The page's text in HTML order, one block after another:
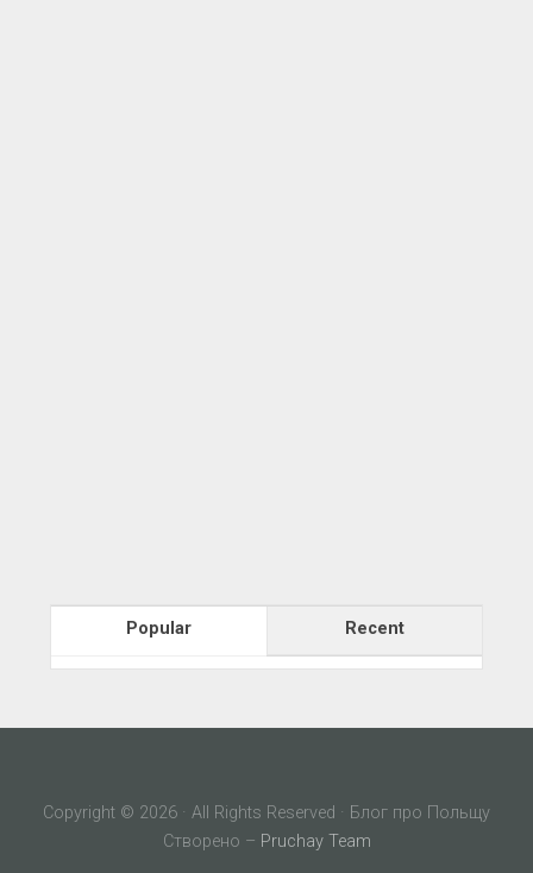
Popular Recent
Copyright © 2026 · All Rights Reserved · Блог про Польщу
Створено – Pruchay Team